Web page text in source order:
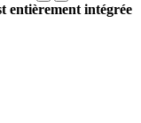
entièrement intégrée